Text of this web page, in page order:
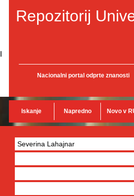
Repozitorij
Nacionalni portal odprte znanosti
Iskanje Napredno Novo v